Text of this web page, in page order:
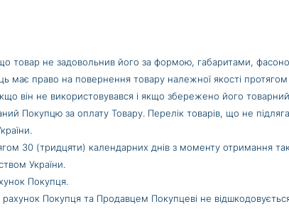
товар не задовольнив його за формою, габаритами,
право на повернення товару належної якості протягом
він не використовувався і якщо збережено його
Покупцю за оплату Товару. Перелік товарів, що не
30 (тридцяти) календарних днів з моменту отримання
України.
Покупця.
Покупця та Продавцем Покупцеві не